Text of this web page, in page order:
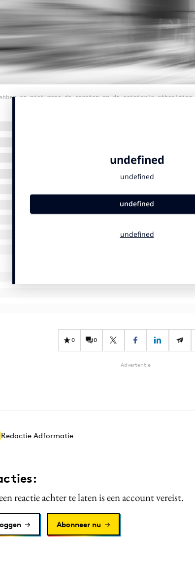
we niet meer de rechten op de originele afbeelding
0 0
Advertentie
Redactie Adformatie
reactie achter te laten is een account vereist.
Abonneer nu